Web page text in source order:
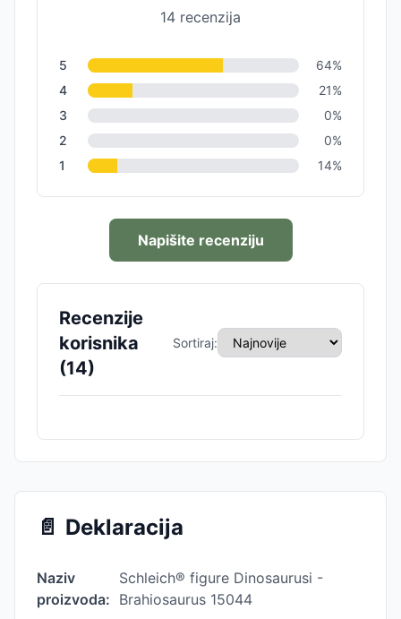
14 recenzija
5 64%
4
21%
3
0%
2
0%
1
14%
Napišite recenziju
Recenzije
korisnika
(14)
Sortiraj:
📄 Deklaracija
Naziv
proizvoda:
Schleich® figure Dinosaurusi -
Brahiosaurus 15044